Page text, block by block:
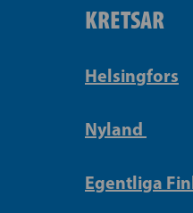
KRETSAR
Helsingfors
Nyland
Egentliga